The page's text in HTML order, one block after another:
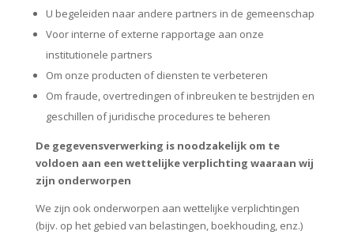
U begeleiden naar andere partners in de gemeenschap
Voor interne of externe rapportage aan onze
institutionele partners
Om onze producten of diensten te verbeteren
Om fraude, overtredingen of inbreuken te bestrijden en
geschillen of juridische procedures te beheren
De gegevensverwerking is noodzakelijk om te
voldoen aan een wettelijke verplichting waaraan wij
zijn onderworpen
We zijn ook onderworpen aan wettelijke verplichtingen
(bijv. op het gebied van belastingen, boekhouding, enz.)